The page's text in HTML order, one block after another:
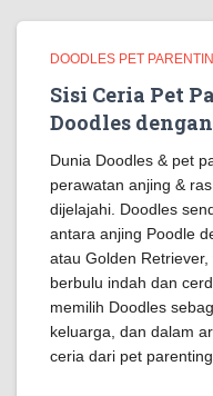
DOODLES PET
Sisi Ceria Pet
Doodles
Dunia Doodles & pet
perawatan anjing &
dijelajahi. Doodles
antara anjing Poodle
atau Golden
berbulu indah dan
memilih Doodles
keluarga, dan dalam
ceria dari pet